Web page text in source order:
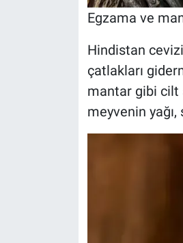
Egzama ve
Hindistan cevizi
çatlakları
mantar gibi cilt
meyvenin yağı,